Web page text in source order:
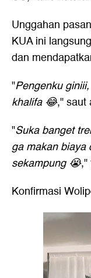
Unggahan
KUA ini
dan
"Pengenku
khalifa 😂," saut
"Suka banget
ga makan biaya
sekampung 😭,"
Konfirmasi